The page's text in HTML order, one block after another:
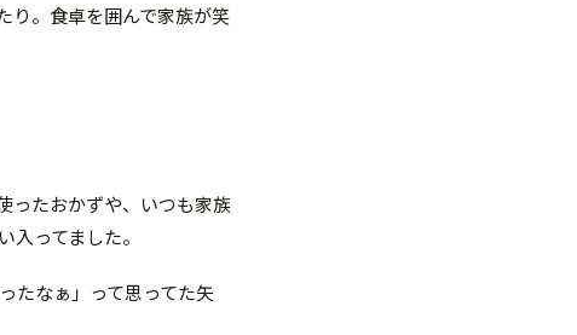
り。食卓を囲んで家族が笑
ったおかずや、いつも家族
ってました。
たなぁ」って思ってた矢